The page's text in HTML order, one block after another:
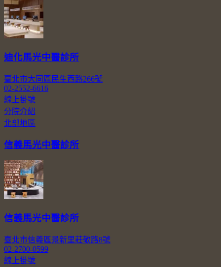
迪化馬光中醫診所
臺北市大同區民生西路266號
02-2552-6616
線上掛號
分院介紹
北部地區
信義馬光中醫診所
信義馬光中醫診所
臺北市信義區景新里莊敬路8號
02-2700-0599
線上掛號